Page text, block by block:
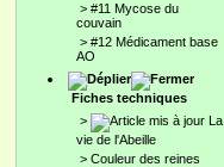
> #11 Mycose du
couvain
> #12 Médicament base
AO
Fiches techniques
>
La
vie de l'Abeille
> Couleur des reines